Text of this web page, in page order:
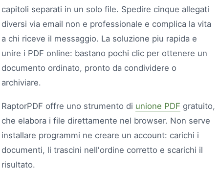
capitoli separati in un solo file. Spedire cinque allegati
diversi via email non e professionale e complica la vita
a chi riceve il messaggio. La soluzione piu rapida e
unire i PDF online: bastano pochi clic per ottenere un
documento ordinato, pronto da condividere o
archiviare.
RaptorPDF offre uno strumento di unione PDF gratuito,
che elabora i file direttamente nel browser. Non serve
installare programmi ne creare un account: carichi i
documenti, li trascini nell'ordine corretto e scarichi il
risultato.